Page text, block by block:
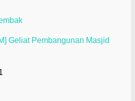
Geliat Pembangunan Masjid